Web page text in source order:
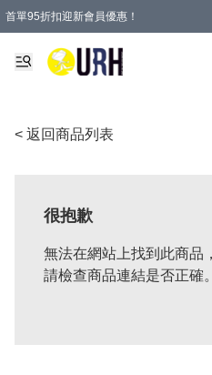
首單95折扣迎新會員優惠！
特選會員可享全單低至 95 折優惠！
單一訂單滿HKD600(澳門HKD800)包郵寄
< 返回商品列表
很抱歉
無法在網站上找到此商品
請檢查商品連結是否正確。